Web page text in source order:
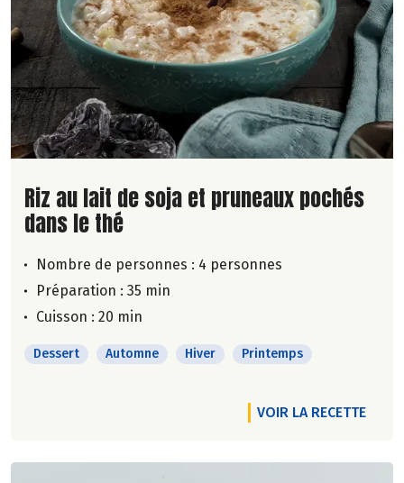
Lire la suite de la recette
Riz au lait de soja et pruneaux pochés
dans le thé
Nombre de personnes : 4 personnes
Préparation : 35 min
Cuisson : 20 min
Dessert Automne Hiver Printemps
VOIR LA RECETTE